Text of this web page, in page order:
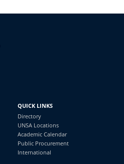
QUICK LINKS
Directory
UNSA Locations
Academic Calendar
Public Procurement
International